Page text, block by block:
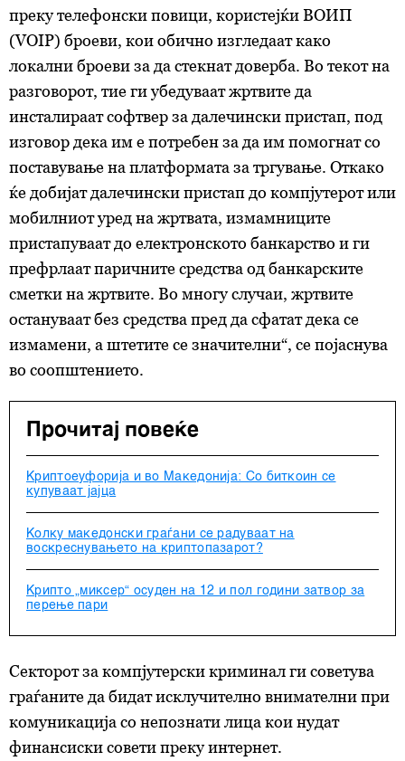
преку телефонски повици, користејќи ВОИП
(VOIP) броеви, кои обично изгледаат како
локални броеви за да стекнат доверба. Во текот на
разговорот, тие ги убедуваат жртвите да
инсталираат софтвер за далечински пристап, под
изговор дека им е потребен за да им помогнат со
поставување на платформата за тргување. Откако
ќе добијат далечински пристап до компјутерот или
мобилниот уред на жртвата, измамниците
пристапуваат до електронското банкарство и ги
префрлаат паричните средства од банкарските
сметки на жртвите. Во многу случаи, жртвите
остануваат без средства пред да сфатат дека се
измамени, а штетите се значителни“, се појаснува
во соопштението.
Прочитај повеќе
Криптоеуфорија и во Македонија: Со биткоин се
купуваат јајца
Колку македонски граѓани се радуваат на
воскреснувањето на криптопазарот?
Крипто „миксер“ осуден на 12 и пол години затвор за
перење пари
Секторот за компјутерски криминал ги советува
граѓаните да бидат исклучително внимателни при
комуникација со непознати лица кои нудат
финансиски совети преку интернет.